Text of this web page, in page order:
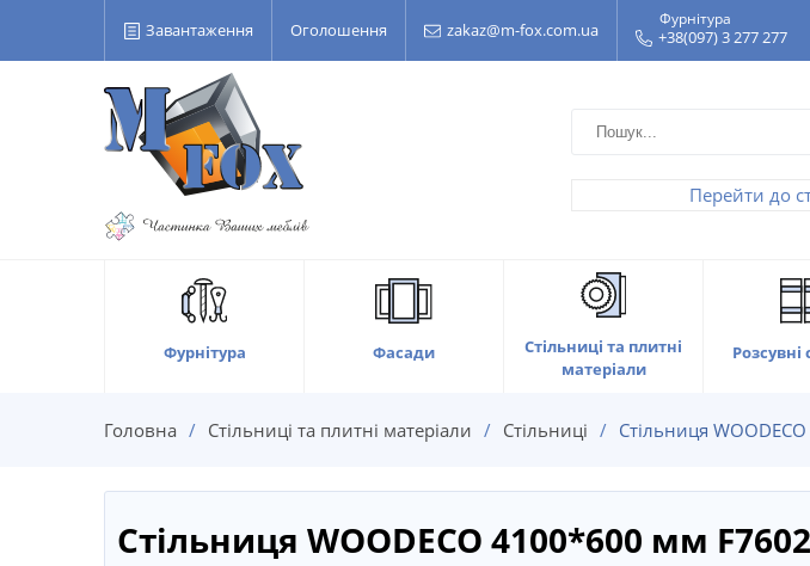
Завантаження Оголошення zakaz@m-fox.com.ua
Фурнітура
+38(097) 3 277 277
Перейти до
Фурнітура Фасади
Стільниці та плитні
матеріали
Головна Стільниці та плитні матеріали Стільниці Стільниця
Стільниця WOODECO 4100*600 мм